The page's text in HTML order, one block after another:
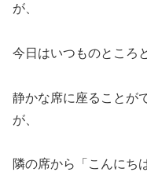
が、
今日はいつものところ
静かな席に座ることが
が、
隣の席から「こんにち